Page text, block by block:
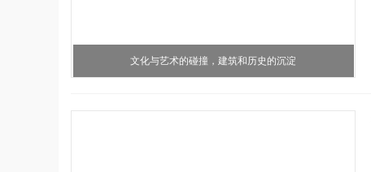
文化与艺术的碰撞，建筑和历史的沉淀